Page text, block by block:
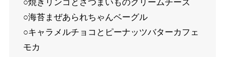
○焼きリンゴとさつまいものクリームチーズ
○海苔まぜあられちゃんベーグル
○キャラメルチョコとピーナッツバターカフェ
モカ